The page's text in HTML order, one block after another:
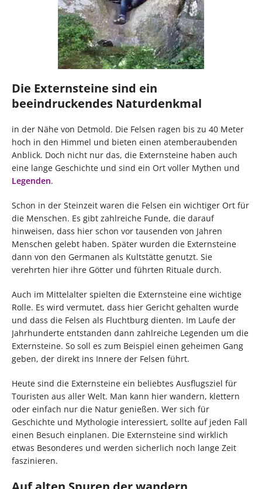
Die Externsteine sind ein
beeindruckendes Naturdenkmal
in der Nähe von Detmold. Die Felsen ragen bis zu 40 Meter
hoch in den Himmel und bieten einen atemberaubenden
Anblick. Doch nicht nur das, die Externsteine haben auch
eine lange Geschichte und sind ein Ort voller Mythen und
Legenden.
Schon in der Steinzeit waren die Felsen ein wichtiger Ort für
die Menschen. Es gibt zahlreiche Funde, die darauf
hinweisen, dass hier schon vor tausenden von Jahren
Menschen gelebt haben. Später wurden die Externsteine
dann von den Germanen als Kultstätte genutzt. Sie
verehrten hier ihre Götter und führten Rituale durch.
Auch im Mittelalter spielten die Externsteine eine wichtige
Rolle. Es wird vermutet, dass hier Gericht gehalten wurde
und dass die Felsen als Fluchtburg dienten. Im Laufe der
Jahrhunderte entstanden dann zahlreiche Legenden um die
Externsteine. So soll es zum Beispiel einen geheimen Gang
geben, der direkt ins Innere der Felsen führt.
Heute sind die Externsteine ein beliebtes Ausflugsziel für
Touristen aus aller Welt. Man kann hier wandern, klettern
oder einfach nur die Natur genießen. Wer sich für
Geschichte und Mythologie interessiert, sollte auf jeden Fall
einen Besuch einplanen. Die Externsteine sind wirklich
etwas Besonderes und werden sicherlich noch lange Zeit
faszinieren.